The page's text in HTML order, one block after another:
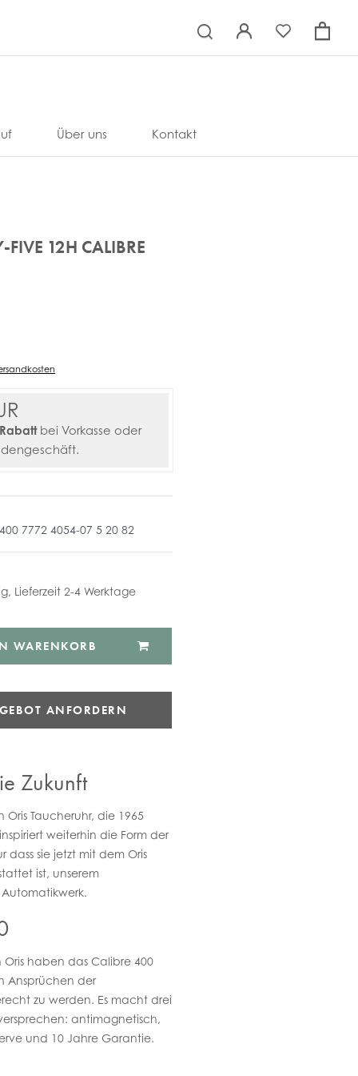
×
Über uns Kontakt
FIVE 12H CALIBRE
bei Vorkasse oder
7772 4054-07 5 20 82
Lieferzeit 2-4 Werktage
WARENKORB
ANFORDERN
Zukunft
Oris Taucheruhr, die 1965
weiterhin die Form der
dass sie jetzt mit dem Oris
ist, unserem
Oris haben das Calibre 400
Ansprüchen der
zu werden. Es macht drei
antimagnetisch,
und 10 Jahre Garantie.